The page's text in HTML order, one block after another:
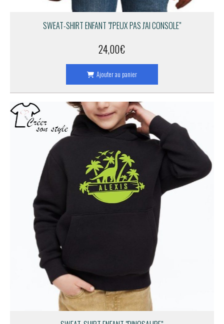
SWEAT-SHIRT ENFANT "J'PEUX PAS J'AI CONSOLE"
24,00€
Ajouter au panier